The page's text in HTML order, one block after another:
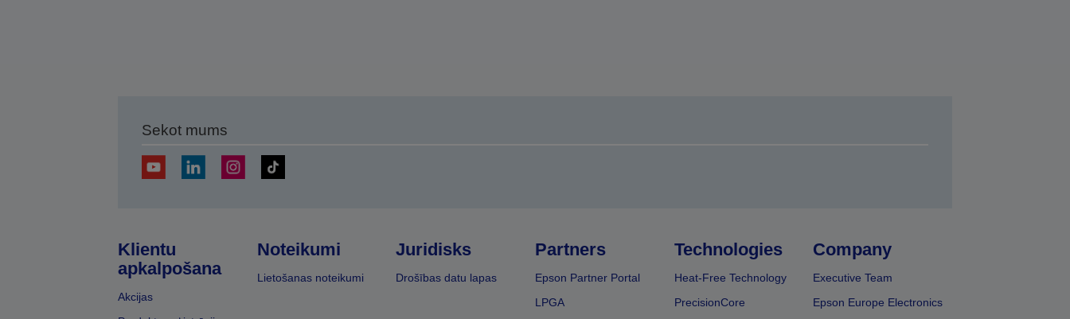
Sekot mums
Klientu
apkalpošana
Akcijas
Noteikumi
Lietošanas noteikumi
Juridisks
Drošības datu lapas
Partners
Epson Partner Portal
LPGA
Technologies
Heat-Free Technology
PrecisionCore
Company
Executive Team
Epson Europe Electronics